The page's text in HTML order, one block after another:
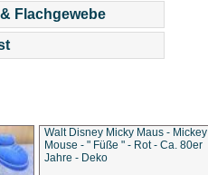
Flachgewebe
Walt Disney Micky Maus - Mickey
Mouse - " Füße " - Rot - Ca. 80er
Jahre - Deko